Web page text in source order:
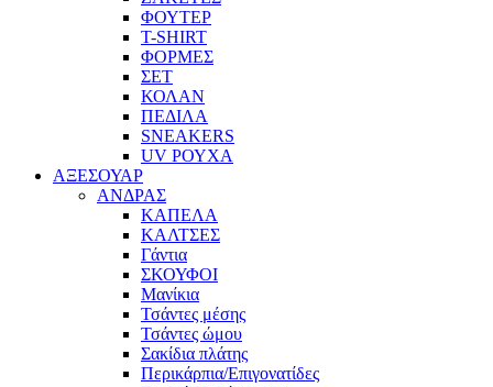
ΦΟΥΤΕΡ
T-SHIRT
ΦΟΡΜΕΣ
ΣΕΤ
ΚΟΛΑΝ
ΠΕΔΙΛΑ
SNEAKERS
UV ΡΟΥΧΑ
ΑΞΕΣΟΥΑΡ
ΑΝΔΡΑΣ
ΚΑΠΕΛΑ
ΚΑΛΤΣΕΣ
Γάντια
ΣΚΟΥΦΟΙ
Μανίκια
Τσάντες μέσης
Τσάντες ώμου
Σακίδια πλάτης
Περικάρπια/Επιγονατίδες